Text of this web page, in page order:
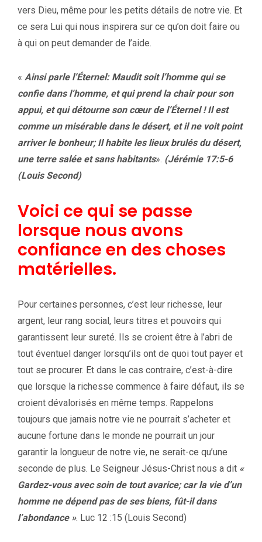
vers Dieu, même pour les petits détails de notre vie. Et
ce sera Lui qui nous inspirera sur ce qu’on doit faire ou
à qui on peut demander de l’aide.
« Ainsi parle l’Éternel: Maudit soit l’homme qui se
confie dans l’homme, et qui prend la chair pour son
appui, et qui détourne son cœur de l’Éternel ! Il est
comme un misérable dans le désert, et il ne voit point
arriver le bonheur; Il habite les lieux brulés du désert,
une terre salée et sans habitants». (Jérémie 17:5-6
(Louis Second)
Voici ce qui se passe
lorsque nous avons
confiance en des choses
matérielles.
Pour certaines personnes, c’est leur richesse, leur
argent, leur rang social, leurs titres et pouvoirs qui
garantissent leur sureté. Ils se croient être à l’abri de
tout éventuel danger lorsqu’ils ont de quoi tout payer et
tout se procurer. Et dans le cas contraire, c’est-à-dire
que lorsque la richesse commence à faire défaut, ils se
croient dévalorisés en même temps. Rappelons
toujours que jamais notre vie ne pourrait s’acheter et
aucune fortune dans le monde ne pourrait un jour
garantir la longueur de notre vie, ne serait-ce qu’une
seconde de plus. Le Seigneur Jésus-Christ nous a dit «
Gardez-vous avec soin de tout avarice; car la vie d’un
homme ne dépend pas de ses biens, fût-il dans
l’abondance ». Luc 12 :15 (Louis Second)